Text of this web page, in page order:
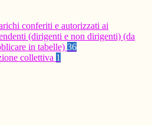
conferiti e autorizzati ai
(dirigenti e non dirigenti) (da
in tabelle) 36
collettiva 1